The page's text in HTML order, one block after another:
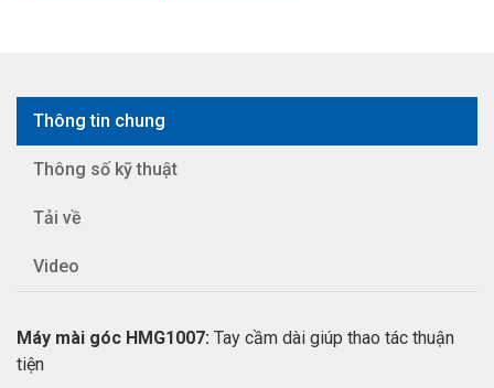
Thông tin chung
Thông số kỹ thuật
Tải về
Video
Máy mài góc HMG1007: Tay cầm dài giúp thao tác thuận
tiện